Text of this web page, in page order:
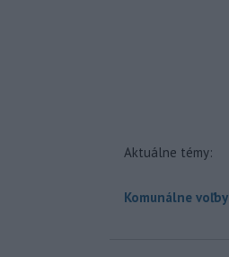
Aktuálne témy:
Komunálne voľby